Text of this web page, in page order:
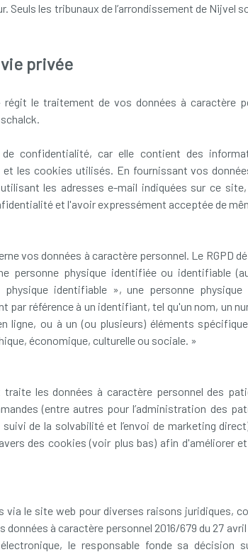
Seuls les tribunaux de l’arrondissement de Nijvel
privée
le traitement de vos données à caractère
confidentialité, car elle contient des
les cookies utilisés. En fournissant vos
les adresses e-mail indiquées sur ce
et l'avoir expressément acceptée de
vos données à caractère personnel. Le RGPD
personne physique identifiée ou identifiable
identifiable », une personne
par référence à un identifiant, tel qu'un nom, un
ligne, ou à un (ou plusieurs) éléments
économique, culturelle ou sociale. »
traite les données à caractère personnel des
(entre autres pour l’administration des
de la solvabilité et l’envoi de marketing
des cookies (voir plus bas) afin d'améliorer
le site web pour diverses raisons juridiques,
à caractère personnel 2016/679 du 27
le responsable fonde sa décision